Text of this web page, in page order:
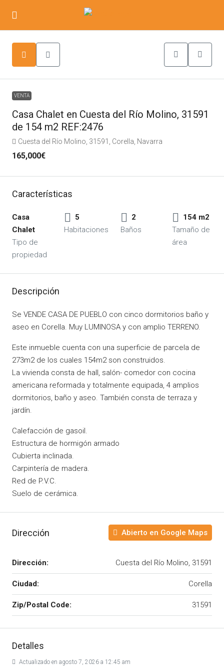
VENTA
Casa Chalet en Cuesta del Río Molino, 31591
de 154 m2 REF:2476
Cuesta del Río Molino, 31591, Corella, Navarra
165,000€
Características
Casa
Chalet
Tipo de
propiedad
5
Habitaciones
2
Baños
154 m2
Tamaño de
área
Descripción
Se VENDE CASA DE PUEBLO con cinco dormitorios baño y
aseo en Corella. Muy LUMINOSA y con amplio TERRENO.
Este inmueble cuenta con una superficie de parcela de
273m2 de los cuales 154m2 son construidos.
La vivienda consta de hall, salón- comedor con cocina
americana reformada y totalmente equipada, 4 amplios
dormitorios, baño y aseo. También consta de terraza y
jardín.
Calefacción de gasoil.
Estructura de hormigón armado
Cubierta inclinada.
Carpintería de madera.
Red de P.V.C.
Suelo de cerámica.
Dirección Abierto en Google Maps
Dirección: Cuesta del Río Molino, 31591
Ciudad: Corella
Zip/Postal Code: 31591
Detalles
Actualizado en agosto 7, 2026 a 12:45 am